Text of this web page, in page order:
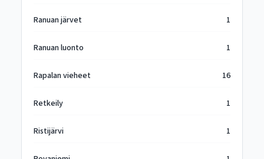
Ranuan järvet 1
Ranuan luonto 1
Rapalan vieheet 16
Retkeily 1
Ristijärvi 1